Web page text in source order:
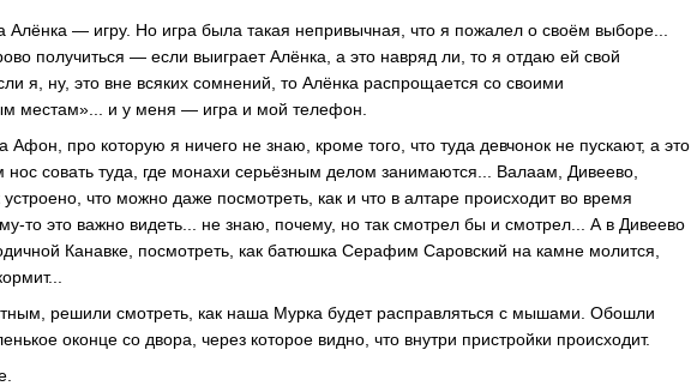
Алёнка — игру. Но игра была такая непривычная, что я пожалел о своём выборе...
получиться — если выиграет Алёнка, а это навряд ли, то я отдаю ей свой
я, ну, это вне всяких сомнений, то Алёнка распрощается со своими
местам»... и у меня — игра и мой телефон.
Афон, про которую я ничего не знаю, кроме того, что туда девчонок не пускают, а это
совать туда, где монахи серьёзным делом занимаются... Валаам, Дивеево,
устроено, что можно даже посмотреть, как и что в алтаре происходит во время
то это важно видеть... не знаю, почему, но так смотрел бы и смотрел... А в Дивеево
Канавке, посмотреть, как батюшка Серафим Саровский на камне молится,
решили смотреть, как наша Мурка будет расправляться с мышами. Обошли
оконце со двора, через которое видно, что внутри пристройки происходит.